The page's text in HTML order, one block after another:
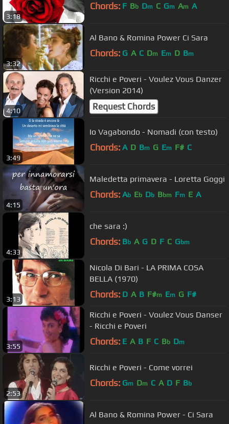
3:18
Chords: F Bb Dm C Gm Am A
3:32
Al Bano & Romina Power Ci Sara
Chords: G A C Dm Em D Bm
4:10
Ricchi e Poveri - Voulez Vous Danzer
(Version 2014)
Request Chords
3:49
Io Vagabondo - Nomadi (con testo)
Chords: A D Bm G Em F# C
4:15
Maledetta primavera - Loretta Goggi
Chords: Ab Eb Db Bbm Fm E A
4:33
che sara :)
Chords: Bb A G D F C Gbm
3:13
Nicola Di Bari - LA PRIMA COSA
BELLA (1970)
Chords: D A B F#m Em G F#
3:55
Ricchi e Poveri - Voulez Vous Danser
- Ricchi e Poveri
Chords: E A B F C Bb Dm
2:53
Ricchi e Poveri - Come vorrei
Chords: Gm Dm C A D F Bb
Al Bano & Romina Power - Ci Sara